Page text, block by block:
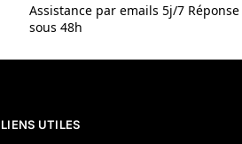
Assistance par emails 5j/7 Réponse
sous 48h
LIENS UTILES